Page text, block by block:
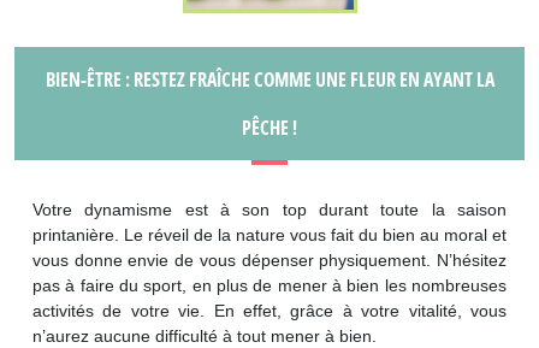
BIEN-ÊTRE : RESTEZ FRAÎCHE COMME UNE FLEUR EN AYANT LA
PÊCHE !
Votre dynamisme est à son top durant toute la saison
printanière. Le réveil de la nature vous fait du bien au moral et
vous donne envie de vous dépenser physiquement. N’hésitez
pas à faire du sport, en plus de mener à bien les nombreuses
activités de votre vie. En effet, grâce à votre vitalité, vous
n’aurez aucune difficulté à tout mener à bien.